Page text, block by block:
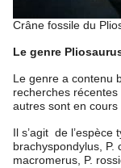
Crâne fossile du
Le genre
Le genre a contenu
recherches récentes
autres sont en cours
Il s’agit de l’espèce
brachyspondylus, P.
macromerus, P.